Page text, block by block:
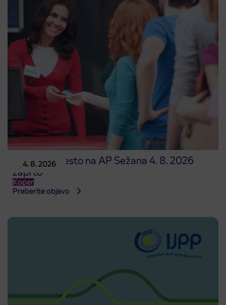
4. 8. 2026
Prodajno mesto na AP Sežana 4. 8. 2026
zaprto
Koper
Preberite objavo